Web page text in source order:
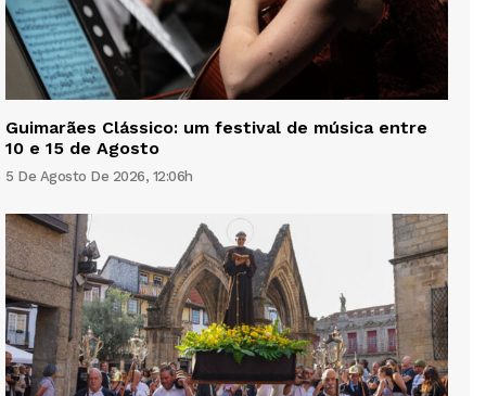
Guimarães Clássico: um festival de música entre
10 e 15 de Agosto
5 De Agosto De 2026, 12:06h